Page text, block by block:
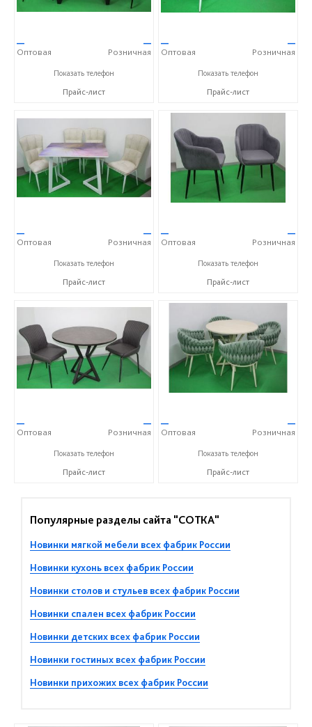
—
Оптовая
—
Розничная
+7 (937) 666-10-50
Показать телефон
Прайс-лист
—
Оптовая
—
Розничная
+7 (937) 666-10-50
Показать телефон
Прайс-лист
—
Оптовая
—
Розничная
+7 (937) 666-10-50
Показать телефон
Прайс-лист
—
Оптовая
—
Розничная
+7 (937) 666-10-50
Показать телефон
Прайс-лист
—
Оптовая
—
Розничная
+7 (937) 666-10-50
Показать телефон
Прайс-лист
—
Оптовая
—
Розничная
+7 (937) 666-10-50
Показать телефон
Прайс-лист
Популярные разделы сайта "СОТКА"
Новинки мягкой мебели всех фабрик России
Новинки кухонь всех фабрик России
Новинки столов и стульев всех фабрик России
Новинки спален всех фабрик России
Новинки детских всех фабрик России
Новинки гостиных всех фабрик России
Новинки прихожих всех фабрик России